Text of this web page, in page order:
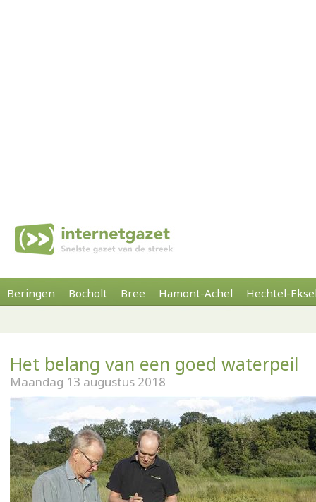
Beringen Bocholt Bree Hamont-Achel Hechtel-
Het belang van een goed waterpeil
Maandag 13 augustus 2018